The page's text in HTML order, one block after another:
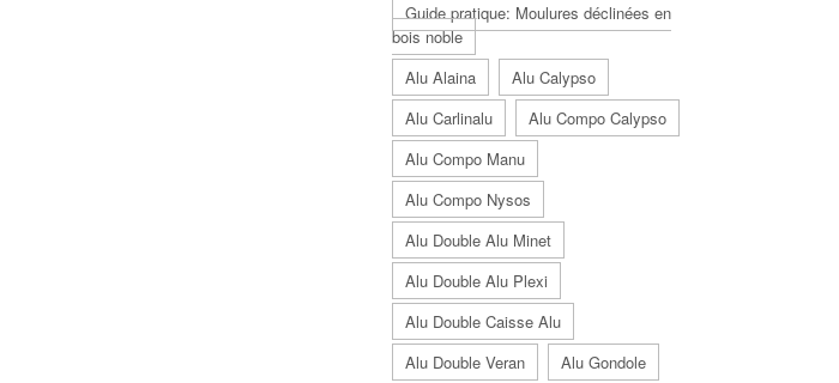
Guide pratique: Moulures déclinées en
bois noble
Alu Alaina
Alu Calypso
Alu Carlinalu
Alu Compo Calypso
Alu Compo Manu
Alu Compo Nysos
Alu Double Alu Minet
Alu Double Alu Plexi
Alu Double Caisse Alu
Alu Double Veran
Alu Gondole